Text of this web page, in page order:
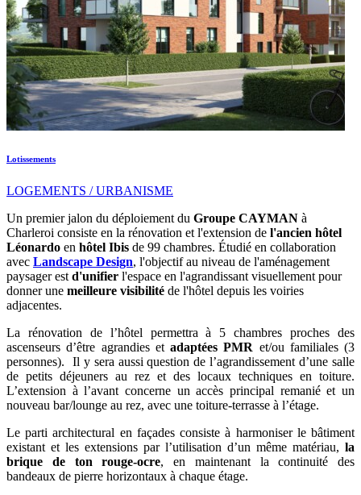
Lotissements
LOGEMENTS / URBANISME
Un premier jalon du déploiement du Groupe CAYMAN à
Charleroi consiste en la rénovation et l'extension de l'ancien hôtel
Léonardo en hôtel Ibis de 99 chambres. Étudié en collaboration
avec Landscape Design, l'objectif au niveau de l'aménagement
paysager est d'unifier l'espace en l'agrandissant visuellement pour
donner une meilleure visibilité de l'hôtel depuis les voiries
adjacentes.
La rénovation de l’hôtel permettra à 5 chambres proches des
ascenseurs d’être agrandies et adaptées PMR et/ou familiales (3
personnes). Il y sera aussi question de l’agrandissement d’une salle
de petits déjeuners au rez et des locaux techniques en toiture.
L’extension à l’avant concerne un accès principal remanié et un
nouveau bar/lounge au rez, avec une toiture-terrasse à l’étage.
Le parti architectural en façades consiste à harmoniser le bâtiment
existant et les extensions par l’utilisation d’un même matériau, la
brique de ton rouge-ocre, en maintenant la continuité des
bandeaux de pierre horizontaux à chaque étage.